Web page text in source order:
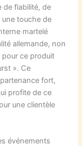
de fiabilité, de
touche de
martelé
allemande, non
pour ce produit
». Ce
fort,
profite de ce
une clientèle
événements